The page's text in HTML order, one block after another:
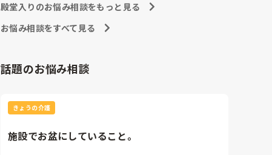
殿堂入りのお悩み相談をもっと見る
お悩み相談をすべて見る
話題のお悩み相談
きょうの介護
施設でお盆にしていること。